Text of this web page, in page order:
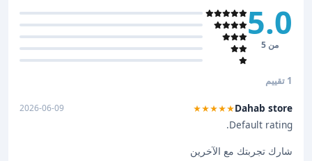
5.0
من 5
1 تقييم
Dahab store
★★★★★
2026-06-09
Default rating.
شارك تجربتك مع الآخرين